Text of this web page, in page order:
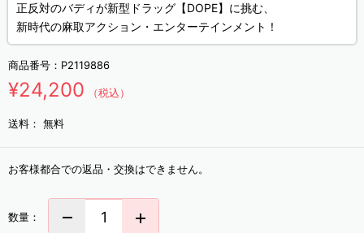
正反対のバディが新型ドラッグ【DOPE】に挑む、
新時代の麻取アクション・エンターテインメント！
商品番号： P2119886
¥24,200 （税込）
送料： 無料
お客様都合での返品・交換はできません。
数量：